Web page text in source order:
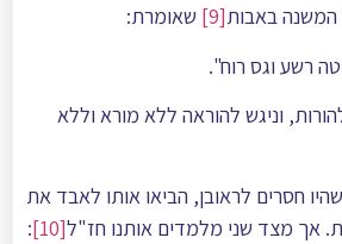
באבות[9]
שאומרת:
רשע וגס רוח".
וניגש להוראה ללא מורא וללא
חסרים לראובן, הביאו אותו לאבד את
אך מצד שני מלמדים אותנו חז"ל[10]
: